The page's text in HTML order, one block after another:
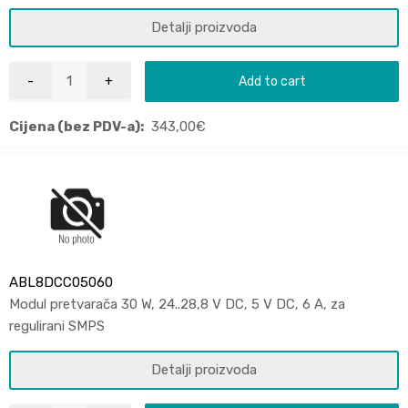
Detalji proizvoda
Add to cart
Cijena (bez PDV-a): 343,00€
ABL8DCC05060
Modul pretvarača 30 W, 24..28,8 V DC, 5 V DC, 6 A, za
regulirani SMPS
Detalji proizvoda